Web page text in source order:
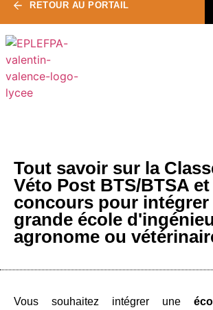
RETOUR AU PORTAIL
Tout savoir sur la
Véto Post BTS/BTSA
concours pour intégrer
grande école
agronome ou
Vous souhaitez intégrer une